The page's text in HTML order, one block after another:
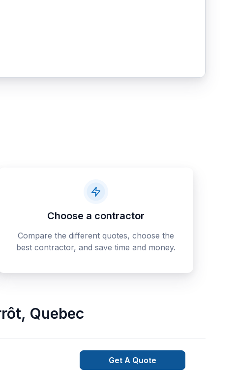
Choose a contractor
Compare the different quotes, choose the
best contractor, and save time and money.
, Quebec
Get A Quote